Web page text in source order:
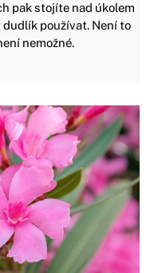
pak stojíte nad úkolem
používat. Není to
nemožné.